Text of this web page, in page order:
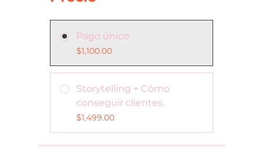
Pago único
$1,100.00
Storytelling + Cómo
conseguir clientes.
$1,499.00